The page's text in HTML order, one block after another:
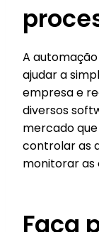
A
ajudar a
empresa e
diversos
mercado
controlar as
monitorar as
Faça